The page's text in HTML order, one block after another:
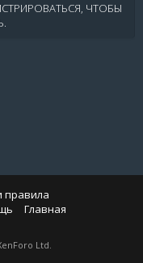
ЧТОБЫ
правила
Главная
Ltd.